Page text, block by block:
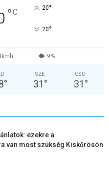
°C 20°
20°
9%
°
SZE
31 °
CSÜ
31 °
ezekre a
van most szükség Kiskőrösön